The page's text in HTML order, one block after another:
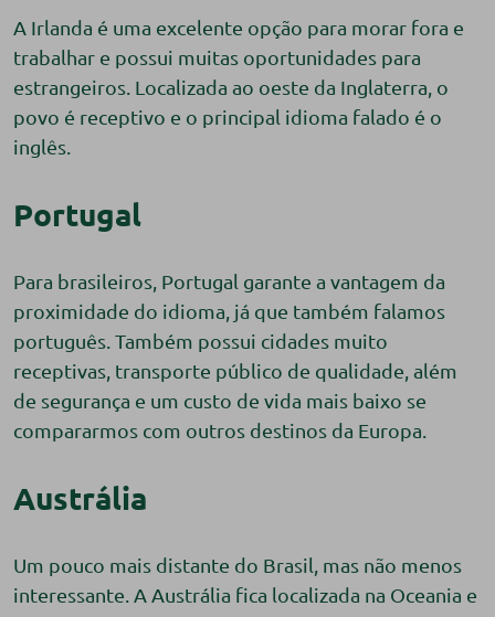
A Irlanda é uma excelente opção para morar fora e
trabalhar e possui muitas oportunidades para
estrangeiros. Localizada ao oeste da Inglaterra, o
povo é receptivo e o principal idioma falado é o
inglês.
Portugal
Para brasileiros, Portugal garante a vantagem da
proximidade do idioma, já que também falamos
português. Também possui cidades muito
receptivas, transporte público de qualidade, além
de segurança e um custo de vida mais baixo se
compararmos com outros destinos da Europa.
Austrália
Um pouco mais distante do Brasil, mas não menos
interessante. A Austrália fica localizada na Oceania e